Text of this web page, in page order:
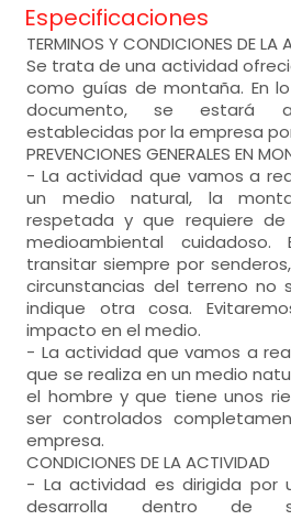
Especificaciones
TERMINOS Y CONDICIONES DE LA
Se trata de una actividad
como guías de montaña. En
documento, se estará
establecidas por la empresa
PREVENCIONES GENERALES EN
- La actividad que vamos a
un medio natural, la
respetada y que requiere
medioambiental
transitar siempre por
circunstancias del terreno no
indique otra cosa.
impacto en el medio.
- La actividad que vamos a
que se realiza en un medio
el hombre y que tiene unos
ser controlados
empresa.
CONDICIONES DE LA ACTIVIDAD
- La actividad es dirigida por
desarrolla dentro de